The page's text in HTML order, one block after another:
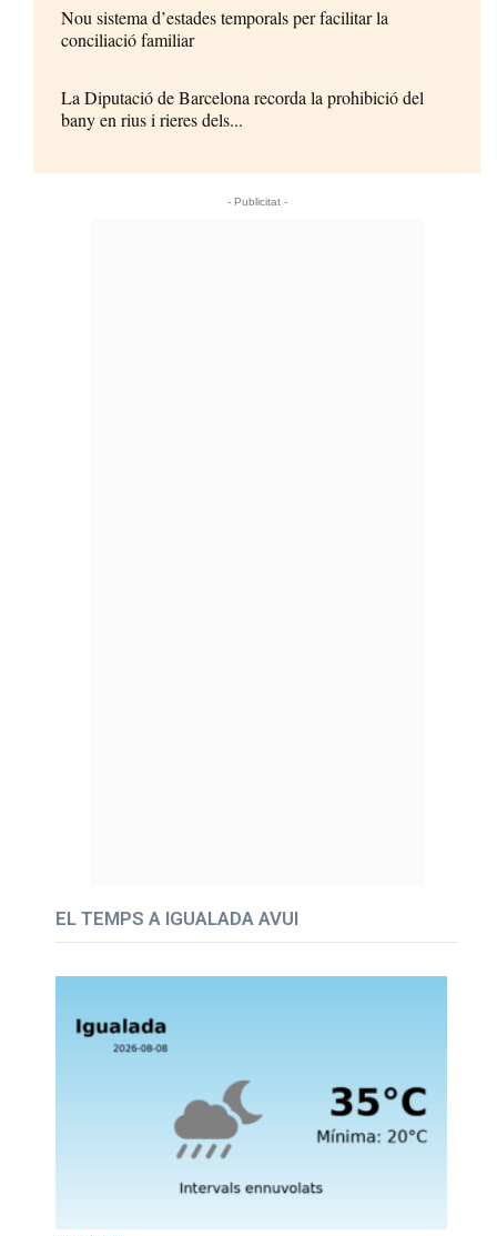
Nou sistema d’estades temporals per facilitar la
conciliació familiar
La Diputació de Barcelona recorda la prohibició del
bany en rius i rieres dels...
- Publicitat -
EL TEMPS A IGUALADA AVUI